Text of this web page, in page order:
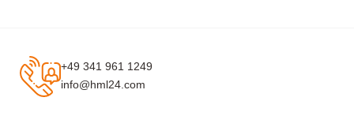
+49 341 961 1249
info@hml24.com